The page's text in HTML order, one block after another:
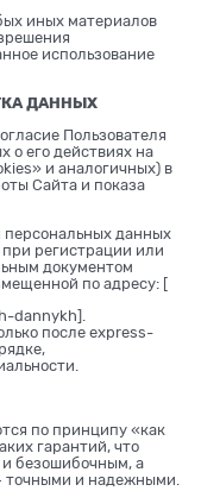
иных материалов
использование
ДАННЫХ
Пользователя
о его действиях на
и аналогичных) в
Сайта и показа
персональных данных
при регистрации или
документом
по адресу: [
dannykh].
после express-
по принципу «как
гарантий, что
безошибочным, а
точными и надежными.